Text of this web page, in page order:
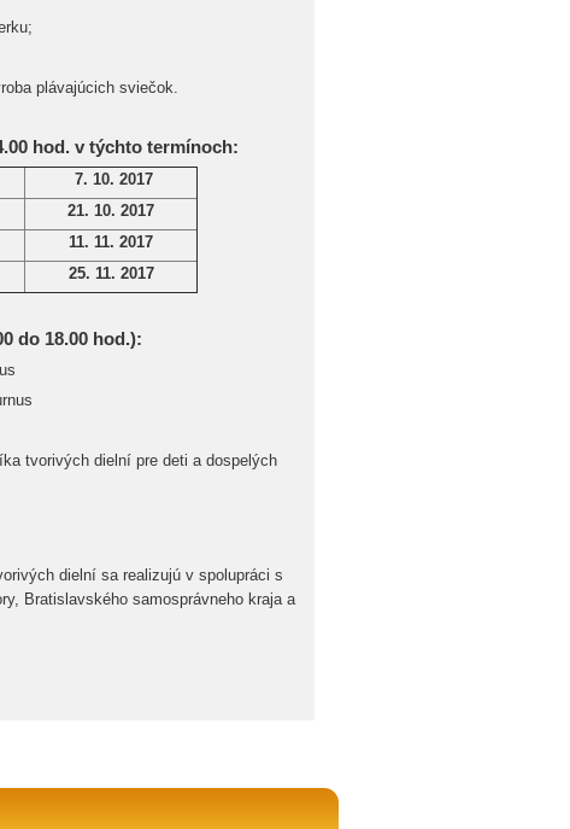
plávajúcich sviečok.
hod. v týchto termínoch:
7. 10. 2017
21. 10. 2017
11. 11. 2017
25. 11. 2017
do 18.00 hod.):
tvorivých dielní pre deti a dospelých
dielní sa realizujú v spolupráci s
Bratislavského samosprávneho kraja a